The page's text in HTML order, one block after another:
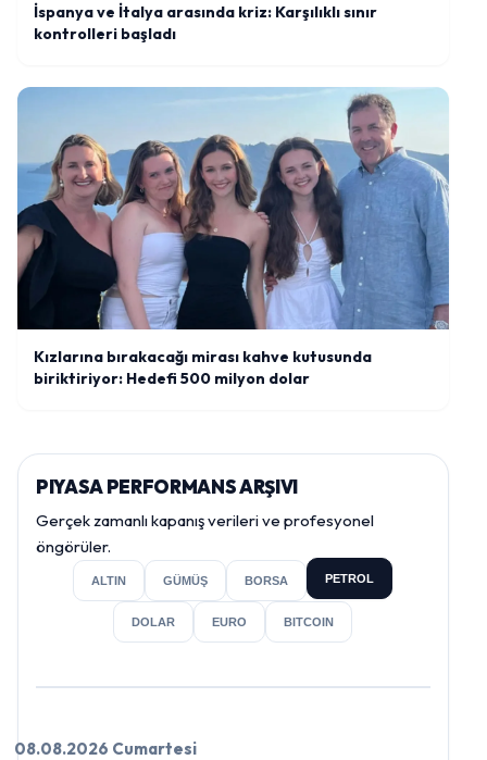
İspanya ve İtalya arasında kriz: Karşılıklı sınır
kontrolleri başladı
Kızlarına bırakacağı mirası kahve kutusunda
biriktiriyor: Hedefi 500 milyon dolar
PIYASA PERFORMANS ARŞIVI
Gerçek zamanlı kapanış verileri ve profesyonel
öngörüler.
ALTIN GÜMÜŞ BORSA PETROL
DOLAR EURO BITCOIN
08.08.2026 Cumartesi